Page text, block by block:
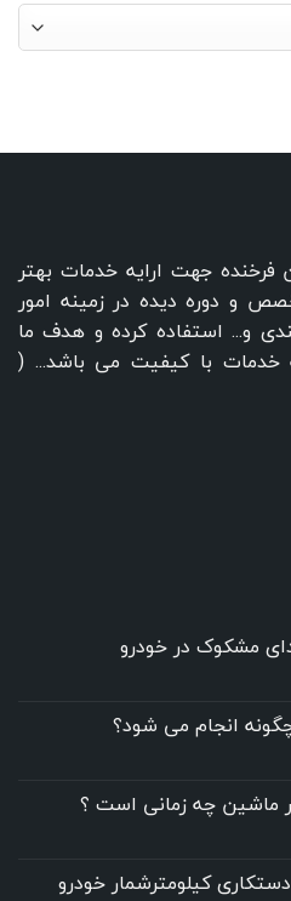
جهت ارایه خدمات بهتر
و دوره دیده در زمینه امور
و... استفاده کرده و هدف ما
خدمات با کیفیت می باشد... (
مشکوک در خودرو
انجام می شود؟
ماشین چه زمانی است ؟
کیلومترشمار خودرو